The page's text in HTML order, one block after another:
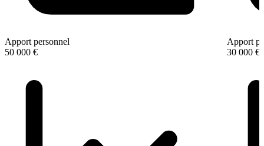
Apport personnel
50 000 €
Apport
30 000 €